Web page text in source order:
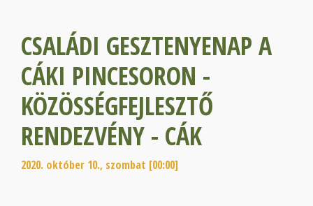
CSALÁDI GESZTENYENAP A
CÁKI PINCESORON -
KÖZÖSSÉGFEJLESZTŐ
RENDEZVÉNY - CÁK
2020. október 10., szombat [00:00]